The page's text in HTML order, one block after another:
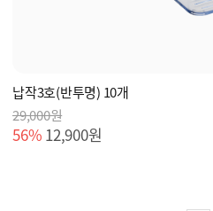
납작3호(반투명) 10개
29,000원
56% 12,900원